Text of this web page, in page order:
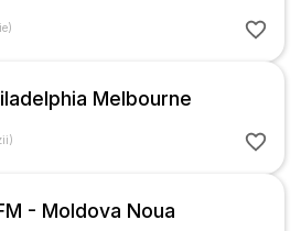
)
Melbourne
)
- Moldova Noua